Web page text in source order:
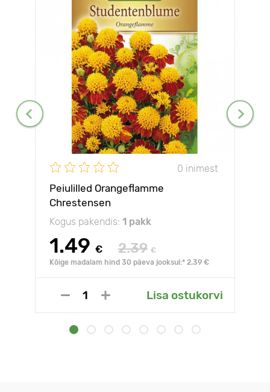
0 inimest
Peiulilled Orangeflamme
Chrestensen
Kogus pakendis: 1 pakk
1.49 € 2.39 €
Kõige madalam hind 30 päeva jooksul:* 2.39 €
Lisa ostukorvi